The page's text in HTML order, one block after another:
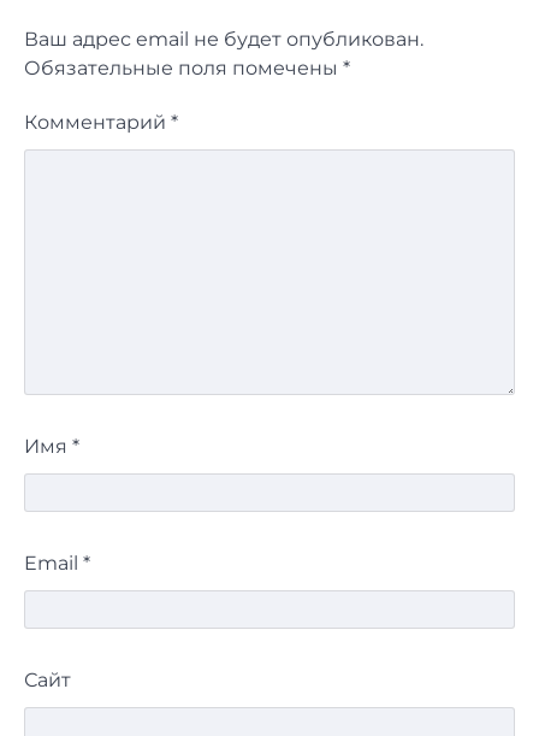
Ваш адрес email не будет опубликован.
Обязательные поля помечены *
Комментарий *
Имя *
Email *
Сайт